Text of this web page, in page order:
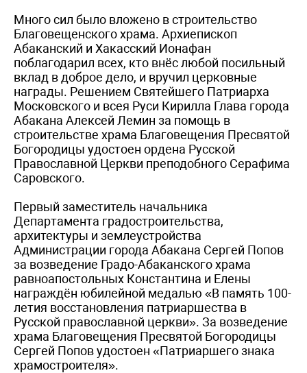
Много сил было вложено в строительство
Благовещенского храма. Архиепископ
Абаканский и Хакасский Ионафан
поблагодарил всех, кто внёс любой посильный
вклад в доброе дело, и вручил церковные
награды. Решением Святейшего Патриарха
Московского и всея Руси Кирилла Глава города
Абакана Алексей Лемин за помощь в
строительстве храма Благовещения Пресвятой
Богородицы удостоен ордена Русской
Православной Церкви преподобного Серафима
Саровского.
Первый заместитель начальника
Департамента градостроительства,
архитектуры и землеустройства
Администрации города Абакана Сергей Попов
за возведение Градо-Абаканского храма
равноапостольных Константина и Елены
награждён юбилейной медалью «В память 100-
летия восстановления патриаршества в
Русской православной церкви». За возведение
храма Благовещения Пресвятой Богородицы
Сергей Попов удостоен «Патриаршего знака
храмостроителя».